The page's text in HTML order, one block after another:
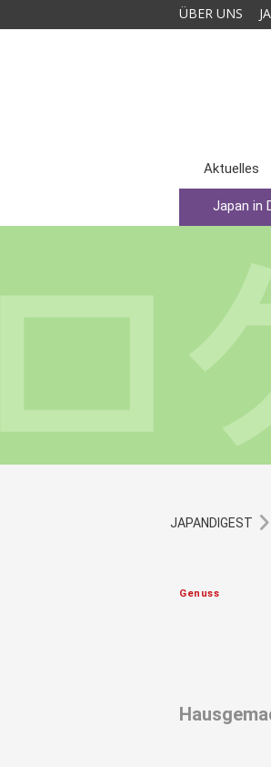
ÜBER UNS
Aktuelles
Japan in
JAPANDIGEST
Genuss